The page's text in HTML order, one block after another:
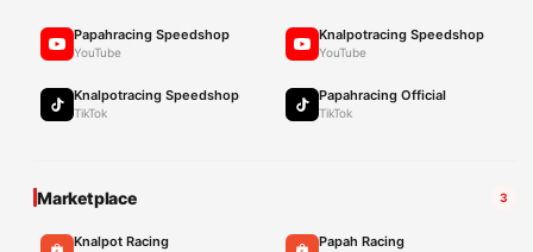
Papahracing Speedshop
YouTube
Knalpotracing Speedshop
YouTube
Knalpotracing Speedshop
TikTok
Papahracing Official
TikTok
Marketplace 3
Knalpot Racing Papah Racing